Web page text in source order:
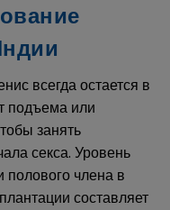
всегда остается в
подъема или
занять
секса. Уровень
члена в
составляет